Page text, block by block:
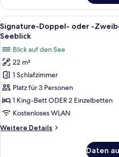
Doppel-
oder
-
Zweibettzimmer,
Schlafzimmer,
Seeblick
Alle
Fotos
Signature-
Doppel-
oder
-
Zweibettzimmer,
1
Seeblick
5
Signature-Doppel- oder -
Seeblick
Blick auf den See
22 m²
1 Schlafzimmer
Platz für 3 Personen
1 King-Bett ODER 2 Einzelbetten
Kostenloses WLAN
Weitere Details
Weitere
Daten